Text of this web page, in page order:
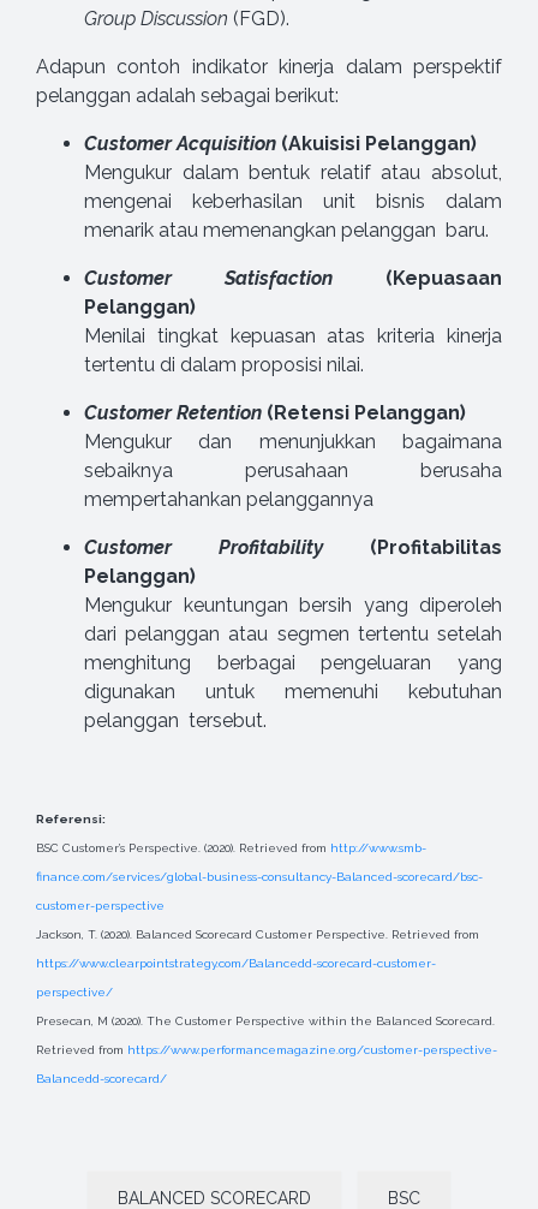
Group Discussion (FGD).
Adapun contoh indikator kinerja dalam perspektif
pelanggan adalah sebagai berikut:
Customer Acquisition (Akuisisi Pelanggan)
Mengukur dalam bentuk relatif atau absolut,
mengenai keberhasilan unit bisnis dalam
menarik atau memenangkan pelanggan baru.
Customer Satisfaction (Kepuasaan
Pelanggan)
Menilai tingkat kepuasan atas kriteria kinerja
tertentu di dalam proposisi nilai.
Customer Retention (Retensi Pelanggan)
Mengukur dan menunjukkan bagaimana
sebaiknya perusahaan berusaha
mempertahankan pelanggannya
Customer Profitability (Profitabilitas
Pelanggan)
Mengukur keuntungan bersih yang diperoleh
dari pelanggan atau segmen tertentu setelah
menghitung berbagai pengeluaran yang
digunakan untuk memenuhi kebutuhan
pelanggan tersebut.
Referensi:
BSC Customer’s Perspective. (2020). Retrieved from http://www.smb-
finance.com/services/global-business-consultancy-Balanced-scorecard/bsc-
customer-perspective
Jackson, T. (2020). Balanced Scorecard Customer Perspective. Retrieved from
https://www.clearpointstrategy.com/Balancedd-scorecard-customer-
perspective/
Presecan, M (2020). The Customer Perspective within the Balanced Scorecard.
Retrieved from https://www.performancemagazine.org/customer-perspective-
Balancedd-scorecard/
BALANCED SCORECARD BSC